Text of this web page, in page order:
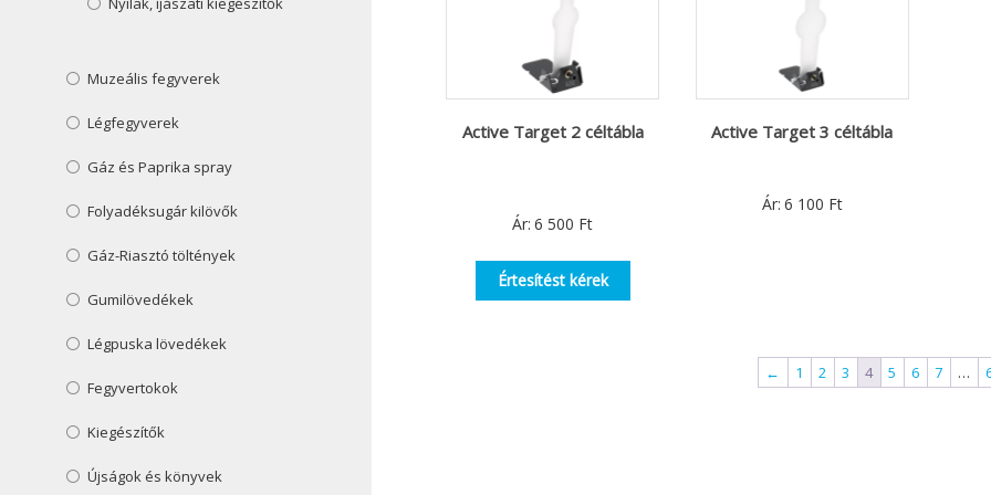
Active Target 2 céltábla
Ár: 6 500 Ft
Értesítést kérek
Active Target 3 céltábla
Ár: 6 100 Ft
← 1 2 3 4 5 6 7 …
Muzeális fegyverek
Légfegyverek
Gáz és Paprika spray
Folyadéksugár kilövők
Gáz-Riasztó töltények
Gumilövedékek
Légpuska lövedékek
Fegyvertokok
Kiegészítők
Újságok és könyvek